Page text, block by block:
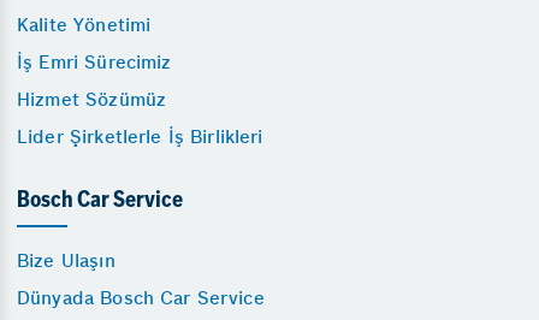
Kalite Yönetimi
İş Emri Sürecimiz
Hizmet Sözümüz
Lider Şirketlerle İş Birlikleri
Bosch Car Service
Bize Ulaşın
Dünyada Bosch Car Service